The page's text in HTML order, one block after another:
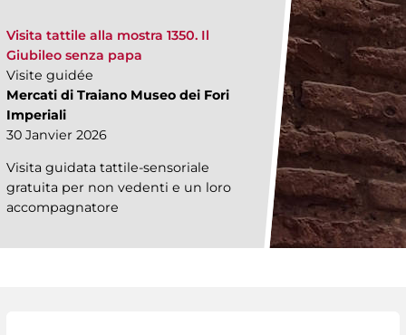
Visita tattile alla mostra 1350. Il
Giubileo senza papa
Visite guidée
Mercati di Traiano Museo dei Fori
Imperiali
30 Janvier 2026
Visita guidata tattile-sensoriale
gratuita per non vedenti e un loro
accompagnatore